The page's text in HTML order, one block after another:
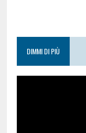
DIMMI DI PIÙ